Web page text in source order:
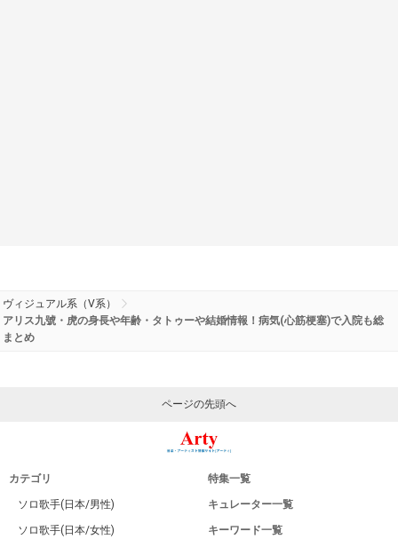
ヴィジュアル系（V系）
アリス九號・虎の身長や年齢・タトゥーや結婚情報！病気(心筋梗塞)で入院も総
まとめ
ページの先頭へ
カテゴリ
ソロ歌手(日本/男性)
ソロ歌手(日本/女性)
特集一覧
キュレーター一覧
キーワード一覧